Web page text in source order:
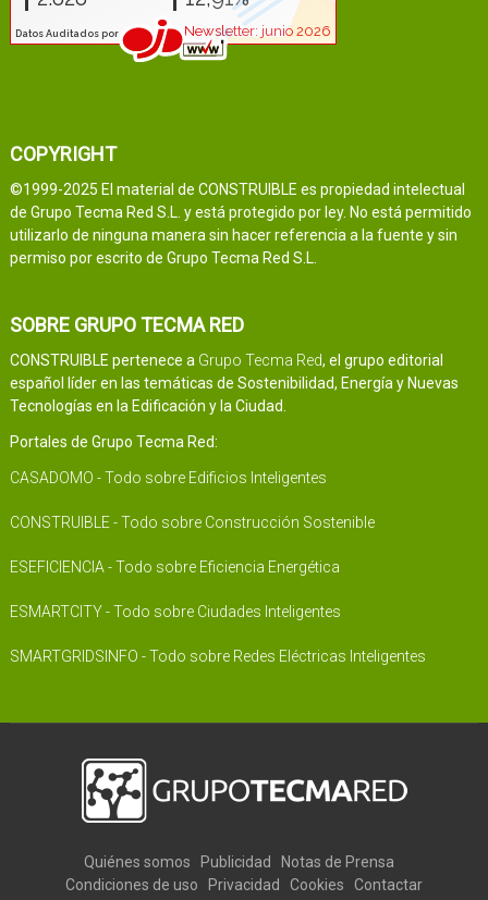
COPYRIGHT
©1999-2025 El material de CONSTRUIBLE es propiedad intelectual
de Grupo Tecma Red S.L. y está protegido por ley. No está permitido
utilizarlo de ninguna manera sin hacer referencia a la fuente y sin
permiso por escrito de Grupo Tecma Red S.L.
SOBRE GRUPO TECMA RED
CONSTRUIBLE pertenece a Grupo Tecma Red, el grupo editorial
español líder en las temáticas de Sostenibilidad, Energía y Nuevas
Tecnologías en la Edificación y la Ciudad.
Portales de Grupo Tecma Red:
CASADOMO - Todo sobre Edificios Inteligentes
CONSTRUIBLE - Todo sobre Construcción Sostenible
ESEFICIENCIA - Todo sobre Eficiencia Energética
ESMARTCITY - Todo sobre Ciudades Inteligentes
SMARTGRIDSINFO - Todo sobre Redes Eléctricas Inteligentes
Quiénes somos Publicidad
Notas de Prensa
Condiciones de uso
Privacidad Cookies Contactar